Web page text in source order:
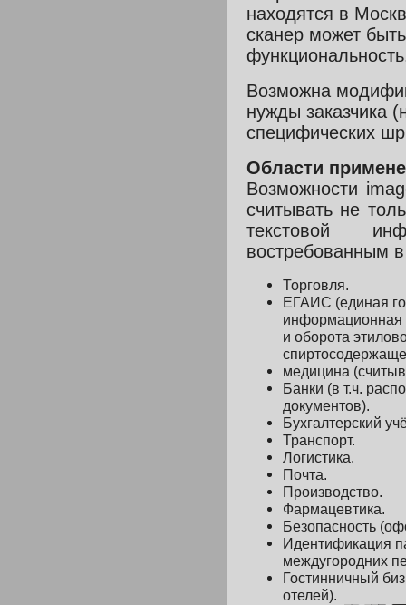
находятся в
сканер может
Возможна
нужды заказчика
специфических
Области
Возможности
считывать не
текстовой
востребованным
Торговля.
ЕГАИС (единая
информационная
и оборота
медицина
Банки (в т.ч.
документов).
Бухгалтерский
Транспорт.
Логистика.
Почта.
Производство.
Фармацевтика.
Безопасность
Идентификация
междугородних
Гостинничный
отелей).